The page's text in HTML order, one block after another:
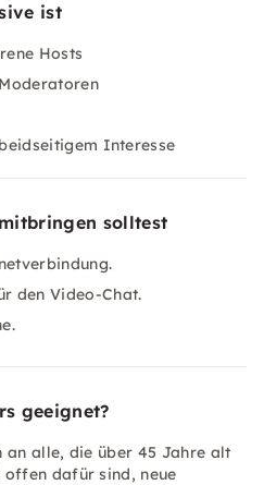
ist
Hosts
Interesse
solltest
den Video-Chat.
geeignet?
an alle, die über 45 Jahre alt
offen dafür sind, neue